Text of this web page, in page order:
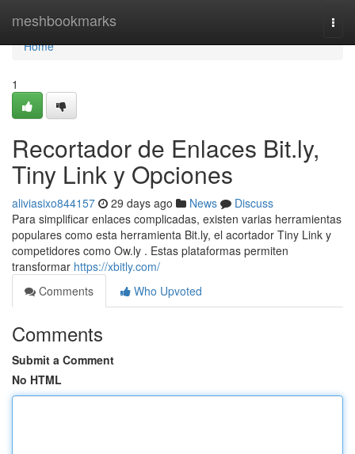
meshbookmarks
Home
Home
1
Recortador de Enlaces Bit.ly,
Tiny Link y Opciones
aliviasixo844157 29 days ago News
Discuss
Para simplificar enlaces complicadas, existen varias herramientas
populares como esta herramienta Bit.ly, el acortador Tiny Link y
competidores como Ow.ly . Estas plataformas permiten
transformar https://xbitly.com/
Comments
Who Upvoted
Comments
Submit a Comment
No HTML